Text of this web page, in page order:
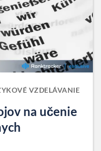
VZDELÁVANIE
na učenie